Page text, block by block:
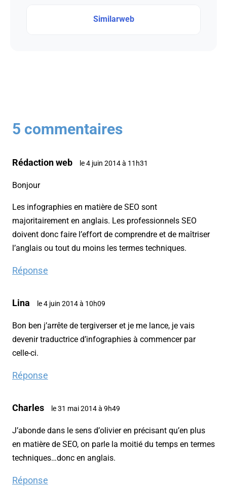
Similarweb
5 commentaires
Rédaction web le 4 juin 2014 à 11h31
Bonjour
Les infographies en matière de SEO sont
majoritairement en anglais. Les professionnels SEO
doivent donc faire l’effort de comprendre et de maîtriser
l’anglais ou tout du moins les termes techniques.
Réponse
Lina le 4 juin 2014 à 10h09
Bon ben j’arrête de tergiverser et je me lance, je vais
devenir traductrice d’infographies à commencer par
celle-ci.
Réponse
Charles le 31 mai 2014 à 9h49
J’abonde dans le sens d’olivier en précisant qu’en plus
en matière de SEO, on parle la moitié du temps en termes
techniques…donc en anglais.
Réponse